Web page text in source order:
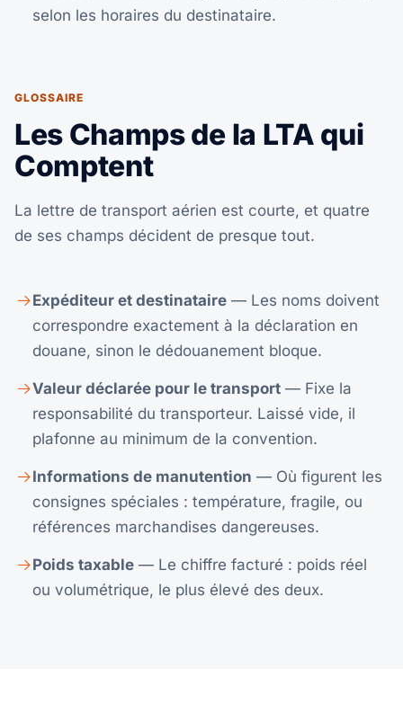
selon les horaires du destinataire.
GLOSSAIRE
Les Champs de la LTA qui
Comptent
La lettre de transport aérien est courte, et quatre
de ses champs décident de presque tout.
Expéditeur et destinataire — Les noms doivent
correspondre exactement à la déclaration en
douane, sinon le dédouanement bloque.
Valeur déclarée pour le transport — Fixe la
responsabilité du transporteur. Laissé vide, il
plafonne au minimum de la convention.
Informations de manutention — Où figurent les
consignes spéciales : température, fragile, ou
références marchandises dangereuses.
Poids taxable — Le chiffre facturé : poids réel
ou volumétrique, le plus élevé des deux.